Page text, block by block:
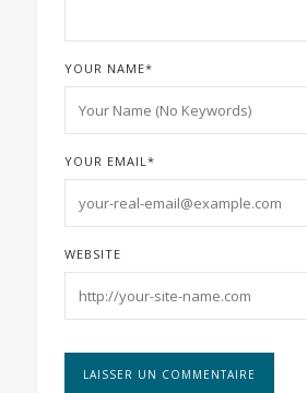
YOUR NAME*
YOUR EMAIL*
WEBSITE